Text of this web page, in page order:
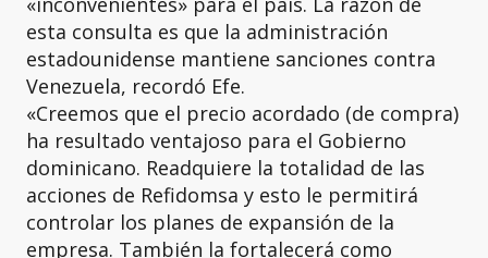
esta consulta es que la administración
estadounidense mantiene sanciones contra
Venezuela, recordó Efe.
«Creemos que el precio acordado (de compra)
ha resultado ventajoso para el Gobierno
dominicano. Readquiere la totalidad de las
acciones de Refidomsa y esto le permitirá
controlar los planes de expansión de la
empresa. También la fortalecerá como